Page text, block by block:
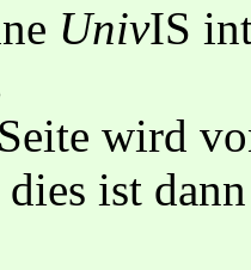
UnivIS
wird
ist